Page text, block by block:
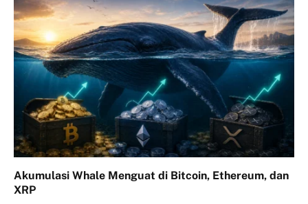
Akumulasi Whale Menguat di Bitcoin, Ethereum, dan
XRP